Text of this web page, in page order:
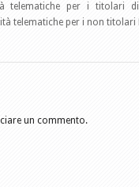
telematiche per i titolari
telematiche per i non titolari
un commento.